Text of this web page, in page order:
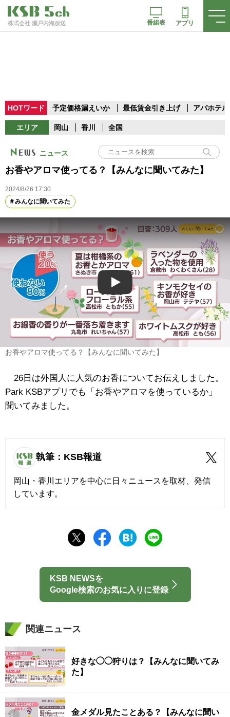
株式会社 瀬戸内海放送 番組表 アプリ
HOTワード 予定価格漏えいか 最低賃金引き上げ アパホテル
エリア 岡山 香川 全国
ニュース
お香やアロマ使ってる？【みんなに聞いてみた】
2024/8/26 17:30
みんなに聞いてみた
Play
お香やアロマ使ってる？【みんなに聞いてみた】
26日は外国人に人気のお香についてお伝えしました。
Park KSBアプリでも「お香やアロマを使っているか」
聞いてみました。
執筆：KSB報道
岡山・香川エリアを中心に日々ニュースを取材、発信
しています。
KSB NEWSを
Google検索のお気に入りに登録
関連ニュース
好きな◯◯狩りは？【みんなに聞いてみ
た】
金メダル見たことある？【みんなに聞い